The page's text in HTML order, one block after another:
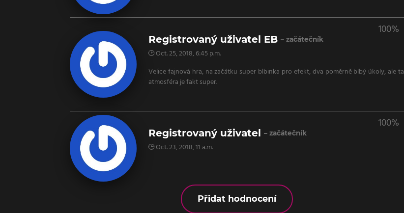
100%
Registrovaný uživatel EB – začátečník
Oct. 25, 2018, 6:45 p.m.
Velice fajnová hra, na začátku super blbinka pro efekt, dva poměrně blbý úkoly, ale ta
atmosféra je fakt super.
100%
Registrovaný uživatel – začátečník
Oct. 23, 2018, 11 a.m.
Přidat hodnocení